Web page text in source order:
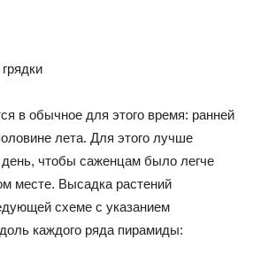
в обычное для этого время: ранней
лета. Для этого лучше
чтобы саженцам было легче
месте. Высадка растений
схеме с указанием
каждого ряда пирамиды: